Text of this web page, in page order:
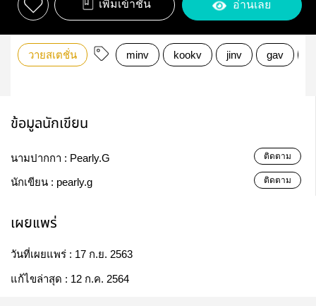
เพิ่มเข้าชั้น อ่านเลย
วายสเตชั่น minv kookv jinv gav
ข้อมูลนักเขียน
นามปากกา : Pearly.G ติดตาม
นักเขียน : pearly.g ติดตาม
เผยแพร่
วันที่เผยแพร่ : 17 ก.ย. 2563
แก้ไขล่าสุด : 12 ก.ค. 2564